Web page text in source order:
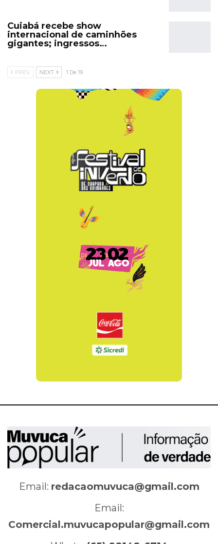
Cuiabá recebe show
internacional de caminhões
gigantes; ingressos…
PREV NEXT 1 De 19
Email: redacaomuvuca@gmail.com
Email:
Comercial.muvucapopular@gmail.com